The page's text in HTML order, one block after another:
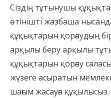
Сіздің тұтынушы
өтінішті жазбаша
құқықтарын қорғаудың
арқылы беру арқылы
құқықтарын қорғау
жүзеге асыратын
шағым жасауға құқылысыз.